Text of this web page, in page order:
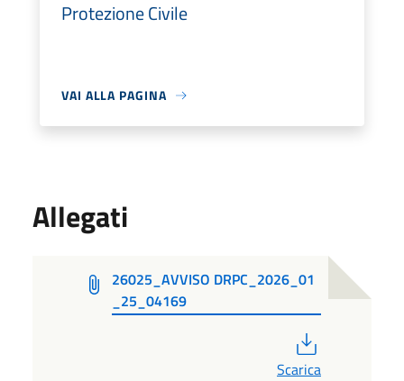
Protezione Civile
VAI ALLA PAGINA
Allegati
26025_AVVISO DRPC_2026_01
_25_04169
Scarica